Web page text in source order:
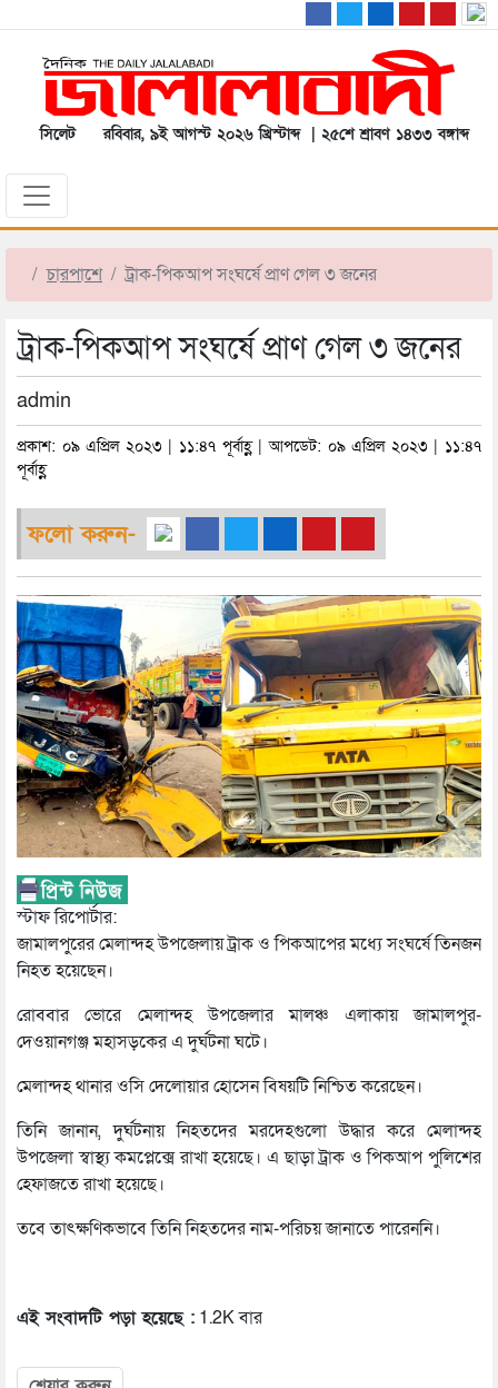
সিলেট রবিবার, ৯ই আগস্ট ২০২৬ খ্রিস্টাব্দ | ২৫শে শ্রাবণ ১৪৩৩ বঙ্গাব্দ
চারপাশে ট্রাক-পিকআপ সংঘর্ষে প্রাণ গেল ৩ জনের
ট্রাক-পিকআপ সংঘর্ষে প্রাণ গেল ৩ জনের
admin
প্রকাশ: ০৯ এপ্রিল ২০২৩ | ১১:৪৭ পূর্বাহ্ণ | আপডেট: ০৯ এপ্রিল ২০২৩ | ১১:৪৭
পূর্বাহ্ণ
ফলো করুন-
স্টাফ রিপোর্টার:
জামালপুরের মেলান্দহ উপজেলায় ট্রাক ও পিকআপের মধ্যে সংঘর্ষে তিনজন
নিহত হয়েছেন।
রোববার ভোরে মেলান্দহ উপজেলার মালঞ্চ এলাকায় জামালপুর-
দেওয়ানগঞ্জ মহাসড়কের এ দুর্ঘটনা ঘটে।
মেলান্দহ থানার ওসি দেলোয়ার হোসেন বিষয়টি নিশ্চিত করেছেন।
তিনি জানান, দুর্ঘটনায় নিহতদের মরদেহগুলো উদ্ধার করে মেলান্দহ
উপজেলা স্বাস্থ্য কমপ্লেক্সে রাখা হয়েছে। এ ছাড়া ট্রাক ও পিকআপ পুলিশের
হেফাজতে রাখা হয়েছে।
তবে তাৎক্ষণিকভাবে তিনি নিহতদের নাম-পরিচয় জানাতে পারেননি।
এই সংবাদটি পড়া হয়েছে : 1.2K বার